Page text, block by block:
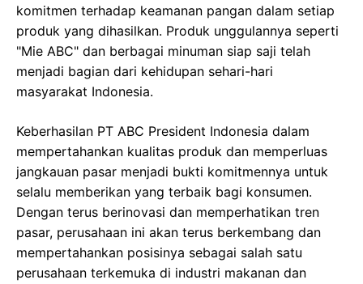
komitmen terhadap keamanan pangan dalam setiap
produk yang dihasilkan. Produk unggulannya seperti
"Mie ABC" dan berbagai minuman siap saji telah
menjadi bagian dari kehidupan sehari-hari
masyarakat Indonesia.
Keberhasilan PT ABC President Indonesia dalam
mempertahankan kualitas produk dan memperluas
jangkauan pasar menjadi bukti komitmennya untuk
selalu memberikan yang terbaik bagi konsumen.
Dengan terus berinovasi dan memperhatikan tren
pasar, perusahaan ini akan terus berkembang dan
mempertahankan posisinya sebagai salah satu
perusahaan terkemuka di industri makanan dan